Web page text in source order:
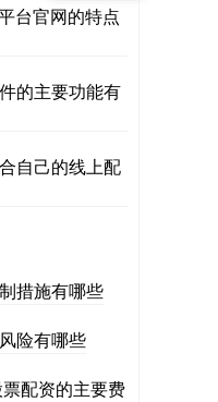
台官网的特点
的主要功能有
自己的线上配
措施有哪些
险有哪些
配资的主要费